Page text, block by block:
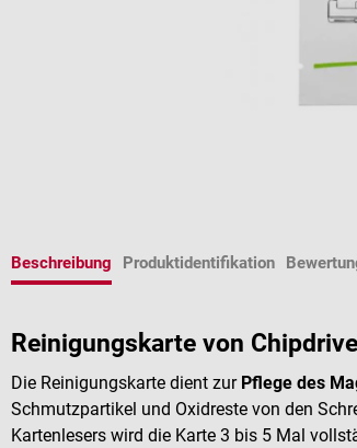
Beschreibung Produktidentifikation
Reinigungskarte von Chipdrive
Die Reinigungskarte dient zur Pflege des
Schmutzpartikel und Oxidreste von den
Kartenlesers wird die Karte 3 bis 5 Mal